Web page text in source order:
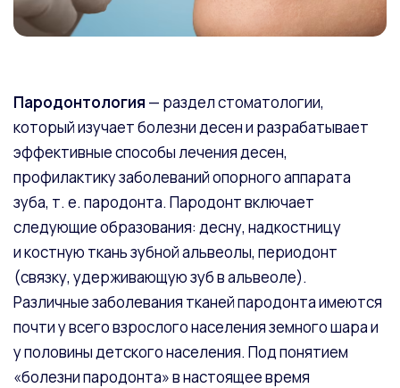
Пародонтология — раздел стоматологии,
который изучает болезни десен и разрабатывает
эффективные способы лечения десен,
профилактику заболеваний опорного аппарата
зуба, т. е. пародонта. Пародонт включает
следующие образования: десну, надкостницу
и костную ткань зубной альвеолы, периодонт
(связку, удерживающую зуб в альвеоле).
Различные заболевания тканей пародонта имеются
почти у всего взрослого населения земного шара и
у половины детского населения. Под понятием
«болезни пародонта» в настоящее время